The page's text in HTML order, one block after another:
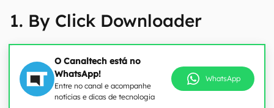
1. By Click Downloader
O Canaltech está no
WhatsApp!
Entre no canal e acompanhe
notícias e dicas de tecnologia
WhatsApp